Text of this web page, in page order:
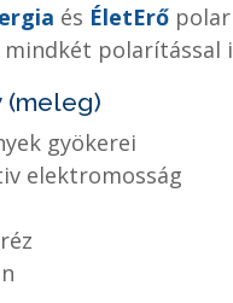
és ÉletErő
mindkét polarítással
(meleg)
gyökerei
elektromosság